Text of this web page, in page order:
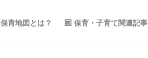
保育地図とは？ 保育・子育て関連記事